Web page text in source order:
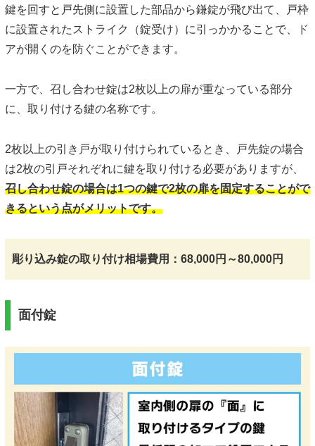
鍵を回すと戸先側に設置した部品から鎌錠が飛び出て、戸枠
に設置されたストライク（錠受け）に引っかかることで、ド
アが開くのを防ぐことができます。
一方で、召し合わせ錠は2枚以上の扉が重なっている部分
に、取り付ける鍵の名称です。
2枚以上の引き戸が取り付けられているとき、戸先錠の場合
は2枚の引戸それぞれに鍵を取り付ける必要がありますが、
召し合わせ錠の場合は1つの鍵で2枚の扉を固定することがで
きるという点がメリットです。
彫り込み錠の取り付け相場費用：68,000円～80,000円
面付錠